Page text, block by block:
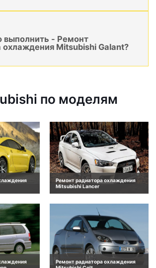
выполнить - Ремонт
охлаждения Mitsubishi Galant?
по моделям
Ремонт радиатора охлаждения
Mitsubishi Lancer
Ремонт радиатора охлаждения